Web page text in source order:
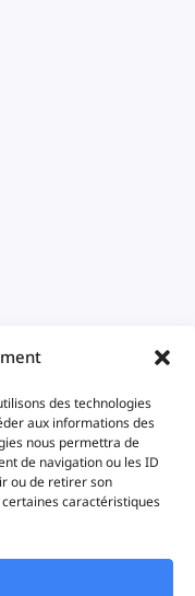
des technologies
aux informations des
nous permettra de
de navigation ou les ID
ou de retirer son
caractéristiques